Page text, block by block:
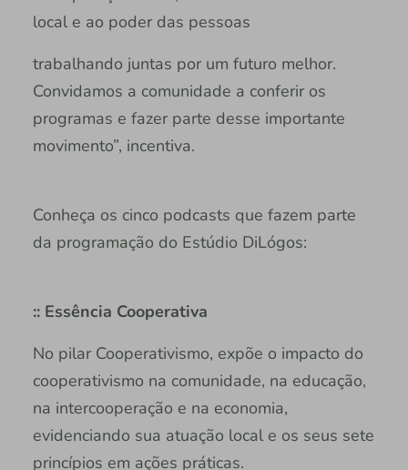
local e ao poder das pessoas
trabalhando juntas por um futuro melhor.
Convidamos a comunidade a conferir os
programas e fazer parte desse importante
movimento”, incentiva.
Conheça os cinco podcasts que fazem parte
da programação do Estúdio DiLógos:
:: Essência Cooperativa
No pilar Cooperativismo, expõe o impacto do
cooperativismo na comunidade, na educação,
na intercooperação e na economia,
evidenciando sua atuação local e os seus sete
princípios em ações práticas.